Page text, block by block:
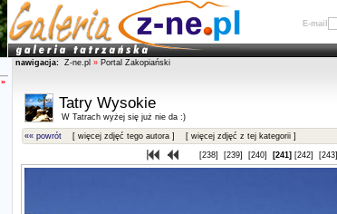
E-mail
»
nawigacja: Z-ne.pl » Portal Zakopiański
Tatry Wysokie
W Tatrach wyżej się już nie da :)
«« powrót [ więcej zdjęć tego autora ] [ więcej zdjęć z tej kategorii ]
[238] [239] [240] [241] [242] [243]